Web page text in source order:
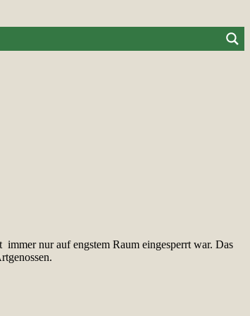
nur auf engstem Raum eingesperrt war. Das